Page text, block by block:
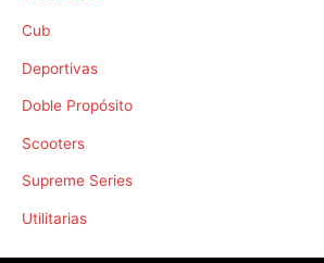
Cub
Deportivas
Doble Propósito
Scooters
Supreme Series
Utilitarias